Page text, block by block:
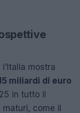
mostra
miliardi di euro
in tutto il
come il